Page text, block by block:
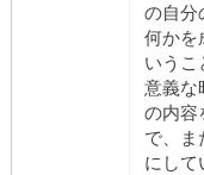
の自分
何かを
いうこ
意義な
の内容
で、ま
にして